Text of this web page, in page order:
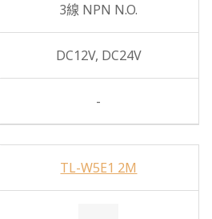
3線 NPN N.O.
DC12V, DC24V
-
TL-W5E1 2M